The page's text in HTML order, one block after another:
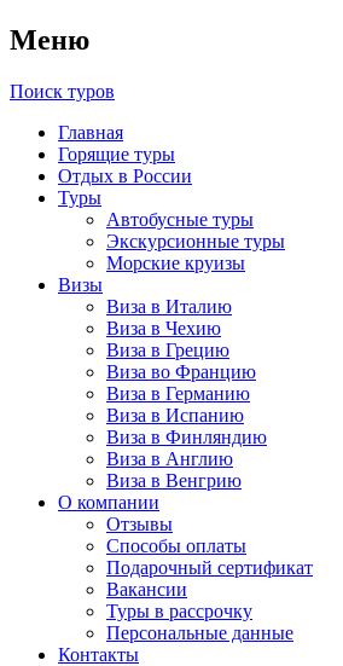
Меню
Поиск туров
Главная
Горящие туры
Отдых в России
Туры
Автобусные туры
Экскурсионные туры
Морские круизы
Визы
Виза в Италию
Виза в Чехию
Виза в Грецию
Виза во Францию
Виза в Германию
Виза в Испанию
Виза в Финляндию
Виза в Англию
Виза в Венгрию
О компании
Отзывы
Способы оплаты
Подарочный сертификат
Вакансии
Туры в рассрочку
Персональные данные
Контакты